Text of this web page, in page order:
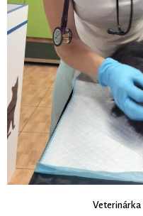
Veterinárka